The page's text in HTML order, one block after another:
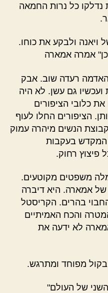
כל נרות החמאה
ויאנה ולבקע את כוחו.
אמרה אמארה
האדמה רעדה שוב. אבק
גם עשן. לא היה
כלובי הציפורים
הציפורים החלו לעוף
הנשים מיהרה עמוק
המקדש בעקבות
פיצוץ רחוק.
משפטים מקוטעים.
אמארה. היא דיברה
בהרים. הקריסטל
והכח האמיתיים
לא ידעה את
מפוחד ומתרגש.
של העולם"